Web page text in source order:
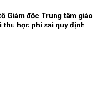
Giám đốc Trung tâm giáo
thu học phí sai quy định